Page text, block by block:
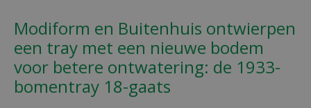
Modiform en Buitenhuis ontwierpen
een tray met een nieuwe bodem
voor betere ontwatering: de 1933-
bomentray 18-gaats